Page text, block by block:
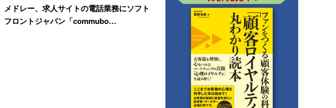
メドレー、求人サイトの電話業務にソフト
フロントジャパン「commubo…